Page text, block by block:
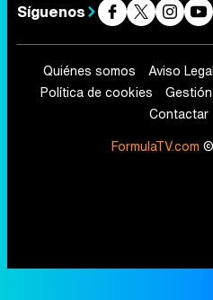
Síguenos
Quiénes somos Aviso Legal
Política de cookies
Contactar
FormulaTV.com